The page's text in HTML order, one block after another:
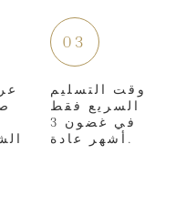
03
وقت التسليم
السريع فقط
في غضون 3
أشهر عادة.